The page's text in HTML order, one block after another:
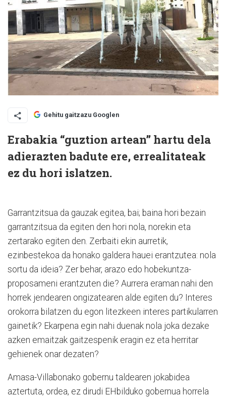
Gehitu gaitzazu Googlen
Erabakia “guztion artean” hartu dela
adierazten badute ere, errealitateak
ez du hori islatzen.
Garrantzitsua da gauzak egitea, bai; baina hori bezain
garrantzitsua da egiten den hori nola, norekin eta
zertarako egiten den. Zerbaiti ekin aurretik,
ezinbestekoa da honako galdera hauei erantzutea: nola
sortu da ideia? Zer behar, arazo edo hobekuntza-
proposameni erantzuten die? Aurrera eraman nahi den
horrek jendearen ongizatearen alde egiten du? Interes
orokorra bilatzen du egon litezkeen interes partikularren
gainetik? Ekarpena egin nahi duenak nola joka dezake
azken emaitzak gaitzespenik eragin ez eta herritar
gehienek onar dezaten?
Amasa-Villabonako gobernu taldearen jokabidea
aztertuta, ordea, ez dirudi EHbilduko gobernua horrela